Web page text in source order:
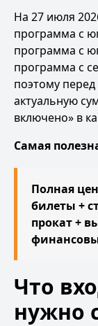
На 27 июля
программа с
программа с
программа с
поэтому
актуальную
включено» в
Самая
Полная
билеты +
прокат +
Что
нужно